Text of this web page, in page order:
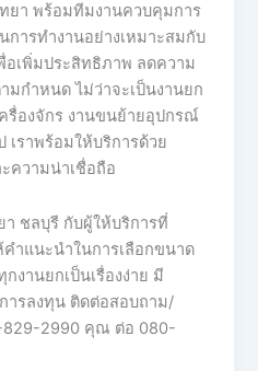
ทยา พร้อมทีมงานควบคุมการ
ารทำงานอย่างเหมาะสมกับ
เพิ่มประสิทธิภาพ ลดความ
มกำหนด ไม่ว่าจะเป็นงานยก
รื่องจักร งานขนย้ายอุปกรณ์
ราพร้อมให้บริการด้วย
ความน่าเชื่อถือ
า ชลบุรี กับผู้ให้บริการที่
ำแนะนำในการเลือกขนาด
งานยกเป็นเรื่องง่าย มี
ารลงทุน ติดต่อสอบถาม/
829-2990 คุณ ต่อ 080-